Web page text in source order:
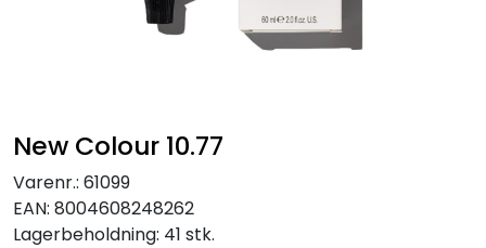
New Colour 10.77
Varenr.: 61099
EAN: 8004608248262
Lagerbeholdning: 41 stk.